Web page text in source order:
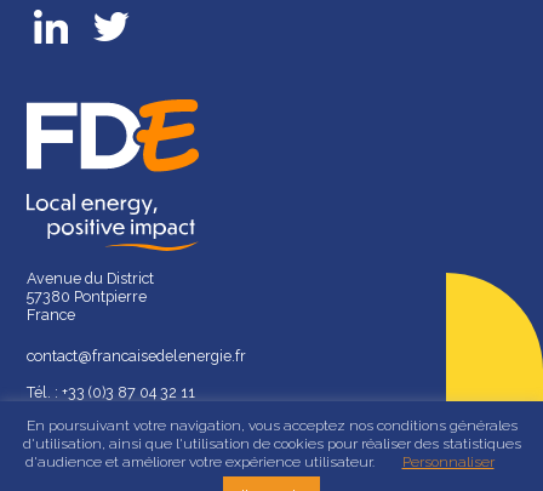
Avenue du District
57380 Pontpierre
France
contact@francaisedelenergie.fr
Tél. : +33 (0)3 87 04 32 11
En poursuivant votre navigation, vous acceptez nos conditions générales
d'utilisation, ainsi que l'utilisation de cookies pour réaliser des statistiques
d'audience et améliorer votre expérience utilisateur.
Personnaliser